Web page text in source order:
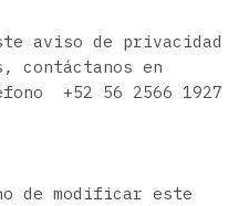
aviso de privacidad
contáctanos en
+52 56 2566 1927
de modificar este